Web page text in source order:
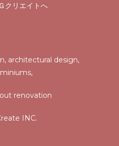
クリエイトへ
architectural design,
renovation
INC.